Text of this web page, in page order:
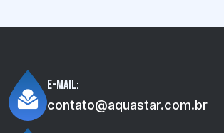
E-mail:
contato@aquastar.com.br